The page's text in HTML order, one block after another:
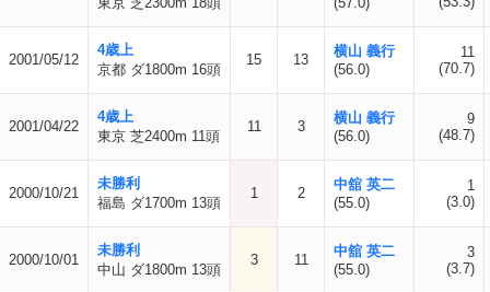
2001/05/12
4歳上
京都 ダ1800m 16頭
15 13
横山 義行
(56.0)
11
(70.7)
2001/04/22
4歳上
東京 芝2400m 11頭
11 3
横山 義行
(56.0)
9
(48.7)
2000/10/21
未勝利
福島 ダ1700m 13頭
1 2
中舘 英二
(55.0)
1
(3.0)
2000/10/01
未勝利
中山 ダ1800m 13頭
3 11
中舘 英二
(55.0)
3
(3.7)